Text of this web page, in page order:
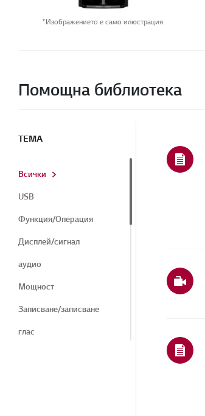
*Изображението е само илюстрация.
Помощна библиотека
ТЕМА
Всички
USB
Функция/Операция
Дисплей/сигнал
аудио
Мощност
Записване/записване
глас